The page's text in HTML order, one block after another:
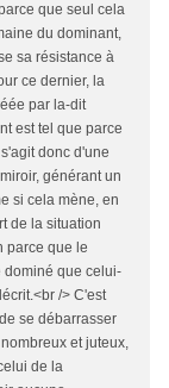
que seul cela
du dominant,
sa résistance à
ce dernier, la
par la-dit
est tel que parce
donc d'une
générant un
si cela mène, en
de la situation
parce que le
dominé que celui-
/> C'est
se débarrasser
et juteux,
de la